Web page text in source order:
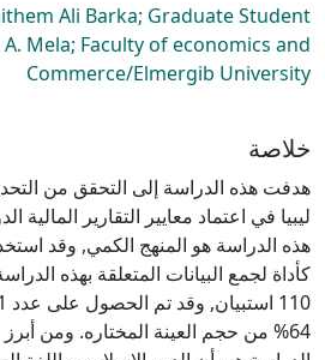
Ali Barka; Graduate Student
A. Mela; Faculty of economics and
Commerce/Elmergib University
خلاصة
هدفت هذه الدراسة إلى التحقق من
ليبيا في اعتماد معايير التقارير المالية
هذه الدراسة هو المنهج الكمي, وقد
كأداة لجمع البيانات المتعلقة بهذه
64% من حجم العينة المختاره. ومن أبرز